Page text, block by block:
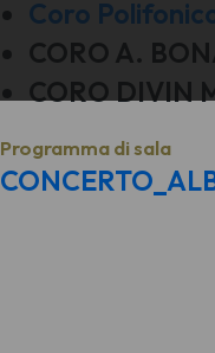
Coro
CORO A.
CORO DIVIN
Programma di sala